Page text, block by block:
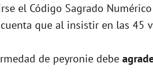
el Código Sagrado Numérico
que al insistir en las 45
de peyronie debe